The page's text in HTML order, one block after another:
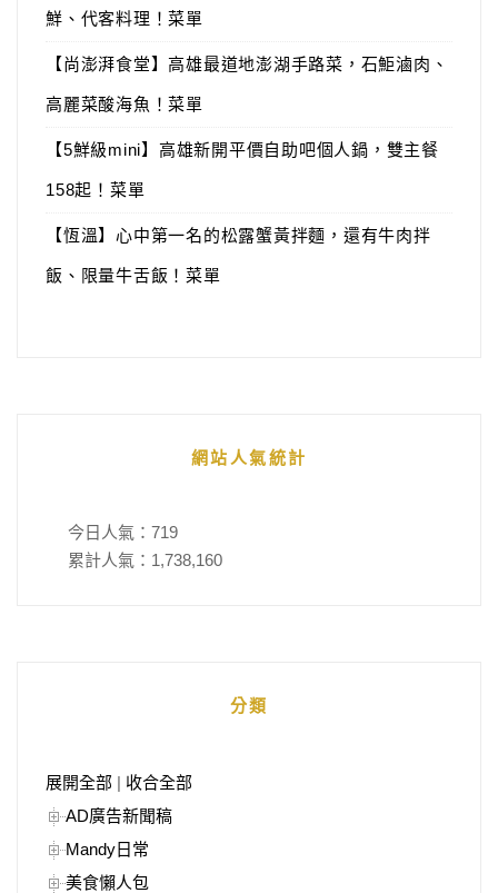
鮮、代客料理！菜單
【尚澎湃食堂】高雄最道地澎湖手路菜，石鮔滷肉、
高麗菜酸海魚！菜單
【5鮮級mini】高雄新開平價自助吧個人鍋，雙主餐
158起！菜單
【恆溫】心中第一名的松露蟹黃拌麵，還有牛肉拌
飯、限量牛舌飯！菜單
網站人氣統計
今日人氣： 719
累計人氣： 1,738,160
分類
展開全部 | 收合全部
AD廣告新聞稿
Mandy日常
美食懶人包